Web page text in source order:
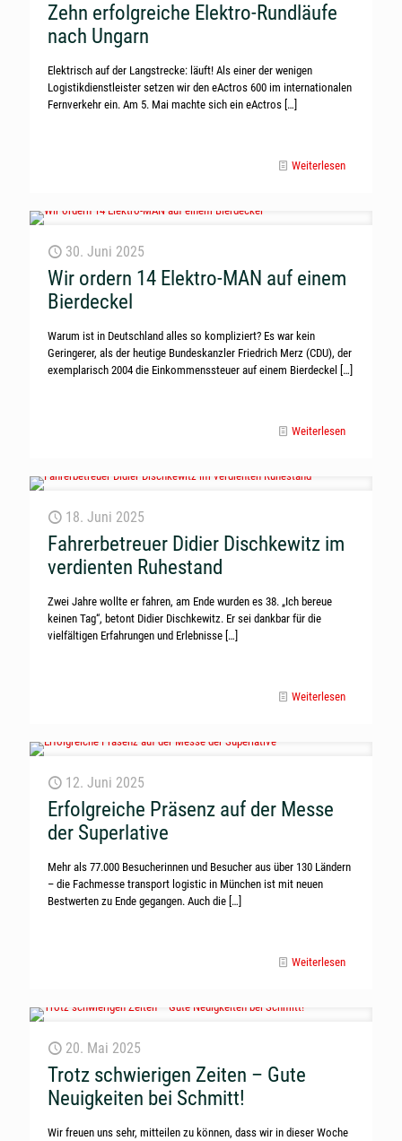
Zehn erfolgreiche Elektro-Rundläufe
nach Ungarn
Elektrisch auf der Langstrecke: läuft! Als einer der wenigen
Logistikdienstleister setzen wir den eActros 600 im internationalen
Fernverkehr ein. Am 5. Mai machte sich ein eActros […]
Weiterlesen
30. Juni 2025
Wir ordern 14 Elektro-MAN auf einem
Bierdeckel
Warum ist in Deutschland alles so kompliziert? Es war kein
Geringerer, als der heutige Bundeskanzler Friedrich Merz (CDU), der
exemplarisch 2004 die Einkommenssteuer auf einem Bierdeckel
[…]
Weiterlesen
18. Juni 2025
Fahrerbetreuer Didier Dischkewitz im
verdienten Ruhestand
Zwei Jahre wollte er fahren, am Ende wurden es 38. „Ich bereue
keinen Tag“, betont Didier Dischkewitz. Er sei dankbar für die
vielfältigen Erfahrungen und Erlebnisse […]
Weiterlesen
12. Juni 2025
Erfolgreiche Präsenz auf der Messe
der Superlative
Mehr als 77.000 Besucherinnen und Besucher aus über 130 Ländern
– die Fachmesse transport logistic in München ist mit neuen
Bestwerten zu Ende gegangen. Auch die […]
Weiterlesen
20. Mai 2025
Trotz schwierigen Zeiten – Gute
Neuigkeiten bei Schmitt!
Wir freuen uns sehr, mitteilen zu können, dass wir in dieser Woche